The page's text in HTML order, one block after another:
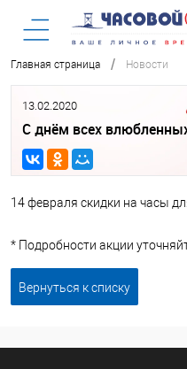
Главная страница / Новости
13.02.2020
С днём всех
14 февраля скидки на часы
* Подробности акции
Вернуться к списку